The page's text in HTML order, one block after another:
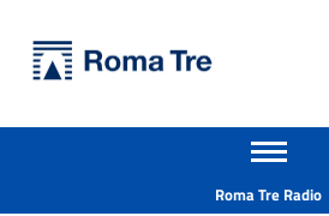
Prof.ssa OLIMPIA MARTUCCI - Università Roma Tre
Apri il menu secondario
Roma Tre Radio